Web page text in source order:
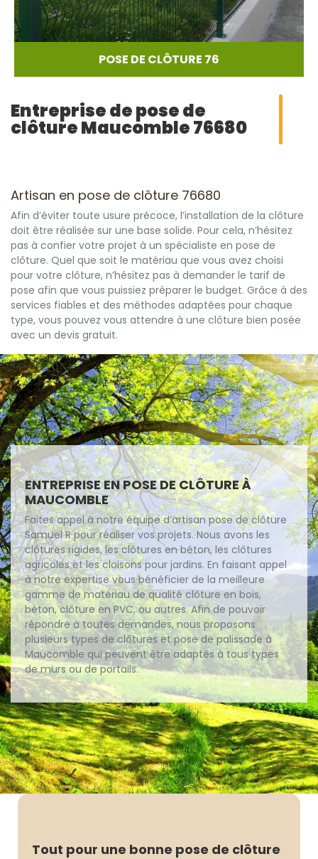
POSE DE CLÔTURE 76
Entreprise de pose de
clôture Maucomble 76680
Artisan en pose de clôture 76680
Afin d’éviter toute usure précoce, l’installation de la clôture
doit être réalisée sur une base solide. Pour cela, n’hésitez
pas à confier votre projet à un spécialiste en pose de
clôture. Quel que soit le matériau que vous avez choisi
pour votre clôture, n’hésitez pas à demander le tarif de
pose afin que vous puissiez préparer le budget. Grâce à des
services fiables et des méthodes adaptées pour chaque
type, vous pouvez vous attendre à une clôture bien posée
avec un devis gratuit.
ENTREPRISE EN POSE DE CLÔTURE À
MAUCOMBLE
Faites appel à notre équipe d’artisan pose de clôture
Samuel R pour réaliser vos projets. Nous avons les
clôtures rigides, les clôtures en béton, les clôtures
agricoles et les cloisons pour jardins. En faisant appel
à notre expertise vous bénéficier de la meilleure
gamme de matériau de qualité clôture en bois,
béton, clôture en PVC, ou autres. Afin de pouvoir
répondre à toutes demandes, nous proposons
plusieurs types de clôtures et pose de palissade à
Maucomble qui peuvent être adaptés à tous types
de murs ou de portails.
Tout pour une bonne pose de clôture